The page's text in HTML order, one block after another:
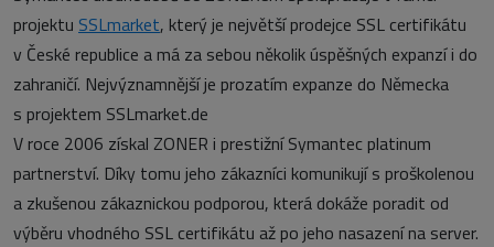
projektu SSLmarket, který je největší prodejce SSL certifikátu
v České republice a má za sebou několik úspěšných expanzí i do
zahraničí. Nejvýznamnější je prozatím expanze do Německa
s projektem SSLmarket.de
V roce 2006 získal ZONER i prestižní Symantec platinum
partnerství. Díky tomu jeho zákazníci komunikují s proškolenou
a zkušenou zákaznickou podporou, která dokáže poradit od
výběru vhodného SSL certifikátu až po jeho nasazení na server.